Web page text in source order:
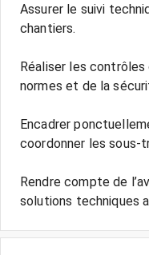
Assurer le suivi
chantiers.
Réaliser les
normes et de la
Encadrer
coordonner les sous-
Rendre compte de
solutions techniques